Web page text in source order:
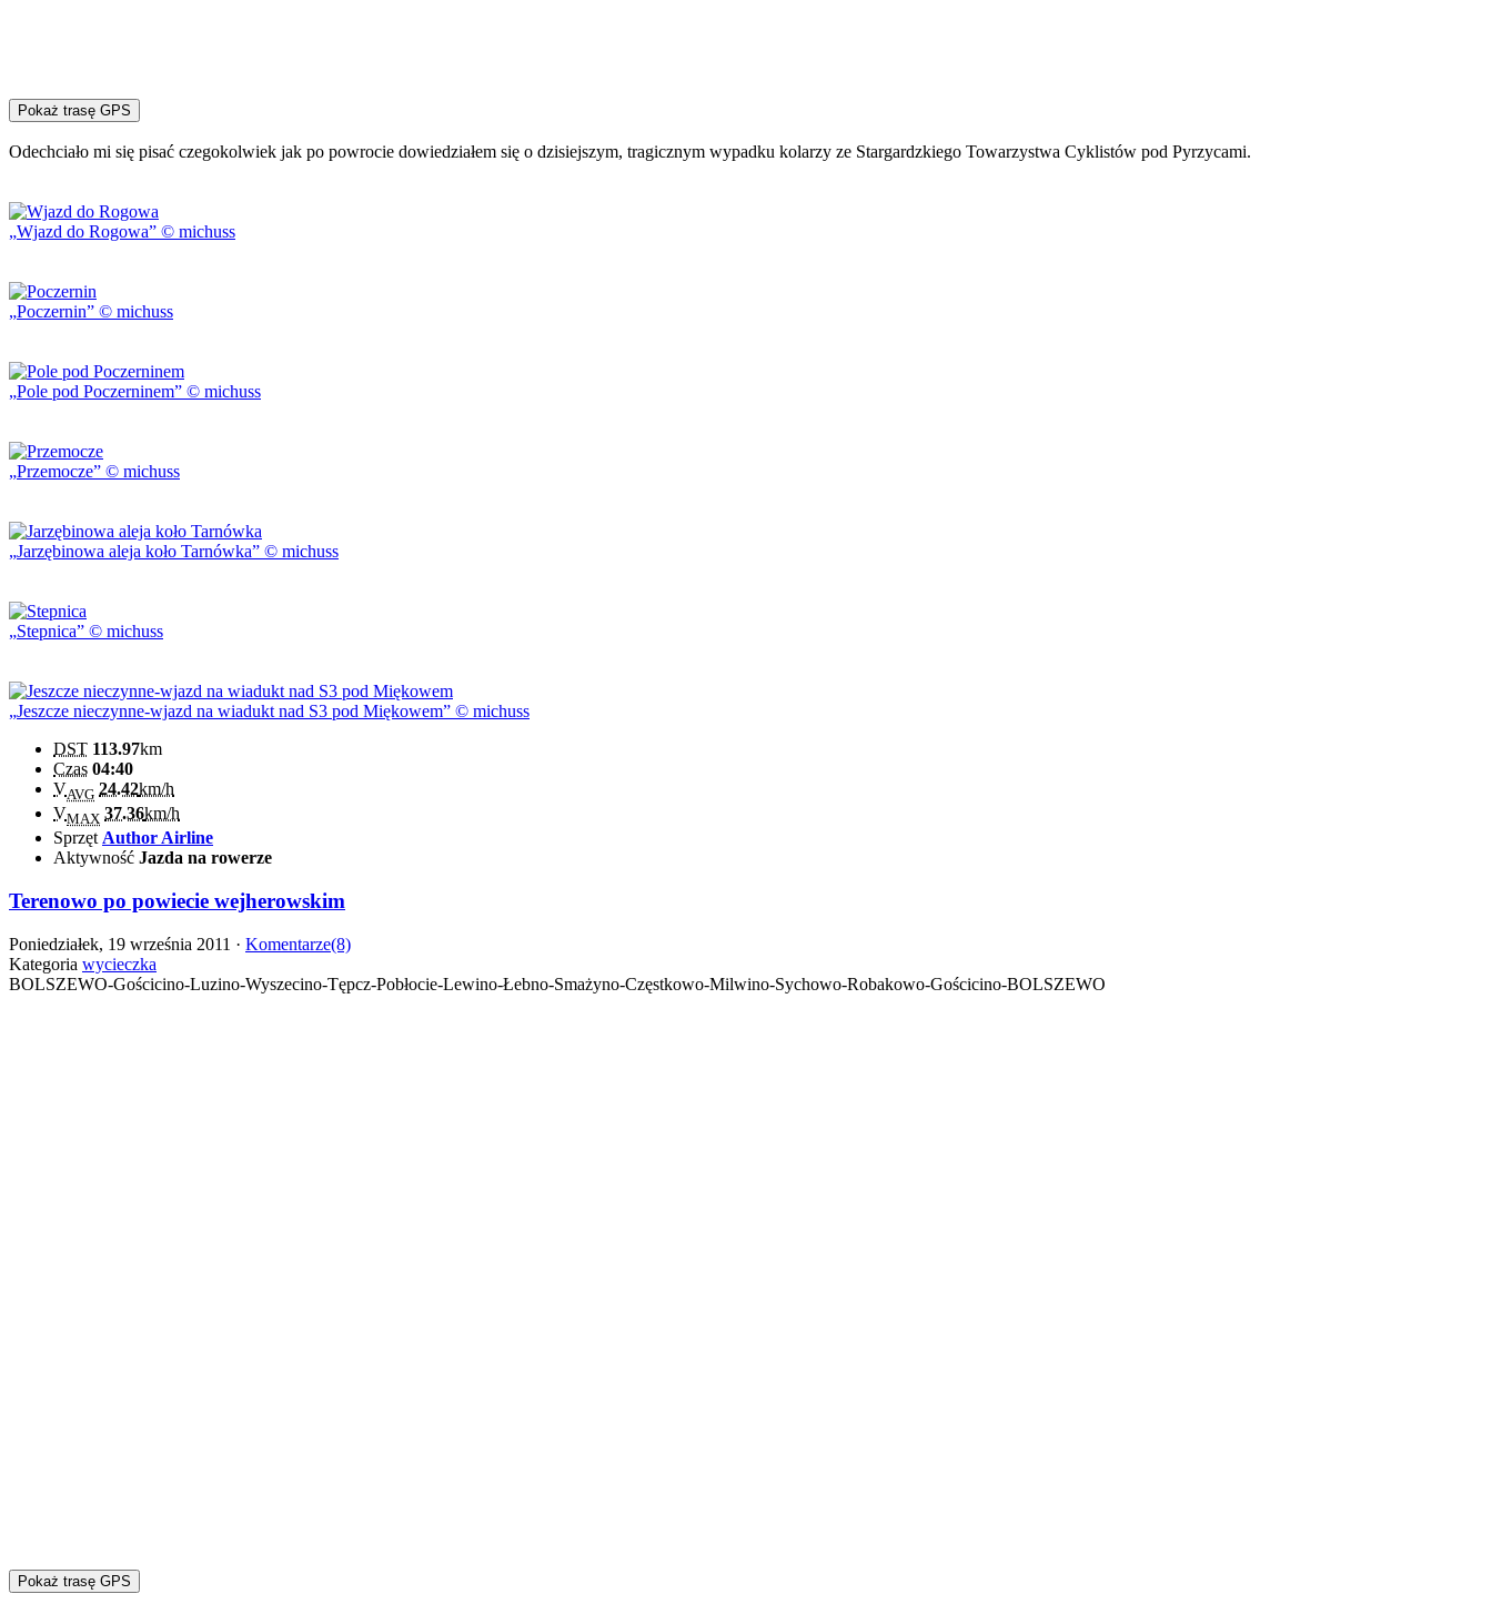
Pokaż trasę GPS
Odechciało mi się pisać czegokolwiek jak po powrocie dowiedziałem się o dzisiejszym, tragicznym wypadku kolarzy ze Stargardzkiego Towarzystwa Cyklistów pod Pyrzycami.
Wjazd do Rogowa © michuss
Poczernin © michuss
Pole pod Poczerninem © michuss
Przemocze © michuss
Jarzębinowa aleja koło Tarnówka © michuss
Stepnica © michuss
Jeszcze nieczynne-wjazd na wiadukt nad S3 pod Miękowem
© michuss
DST 113.97km
Czas 04:40
VAVG 24.42km/h
VMAX 37.36km/h
Sprzęt Author Airline
Aktywność Jazda na rowerze
Terenowo po powiecie wejherowskim
Poniedziałek, 19 września 2011 · Komentarze(8)
Kategoria wycieczka
BOLSZEWO-Gościcino-Luzino-Wyszecino-Tępcz-Pobłocie-Lewino-Łebno-Smażyno-Częstkowo-Milwino-Sychowo-Robakowo-Gościcino-BOLSZEWO
Pokaż trasę GPS